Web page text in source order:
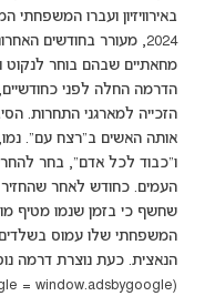
2024, מעורר בחודשים
מחאתיים שבהם בוחר
הדרמה החלה לפני
הזכייה למארגני התחרות.
אותה האשים ב"רצח עם".
ו"כבוד לכל אדם", בחר
העמים. כחודש לאחר
שחשף כי בזמן שנמו מטיף
המשפחתי שלו עמוס
הנאצית. כעת נוצרת דרמה